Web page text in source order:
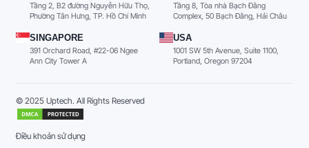
Tầng 2, B2 đường Nguyễn Hữu Thọ,
Phường Tân Hưng, TP. Hồ Chí Minh
Tầng 8, Tòa nhà Bạch Đằng
Complex, 50 Bạch Đằng, Hải Châu
SINGAPORE
391 Orchard Road, #22-06 Ngee
Ann City Tower A
USA
1001 SW 5th Avenue, Suite 1100,
Portland, Oregon 97204
© 2025 Uptech. All Rights Reserved
Điều khoản sử dụng